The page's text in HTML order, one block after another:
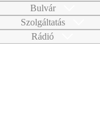
Bulvár
Szolgáltatás
Rádió